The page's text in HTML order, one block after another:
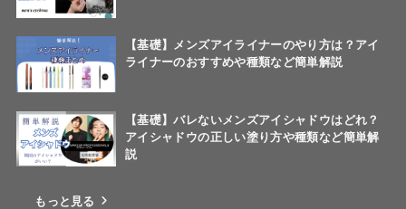
【基礎】メンズアイライナーのやり方は？アイ
ライナーのおすすめや種類など簡単解説
【基礎】バレないメンズアイシャドウはどれ？
アイシャドウの正しい塗り方や種類など簡単解
説
もっと見る